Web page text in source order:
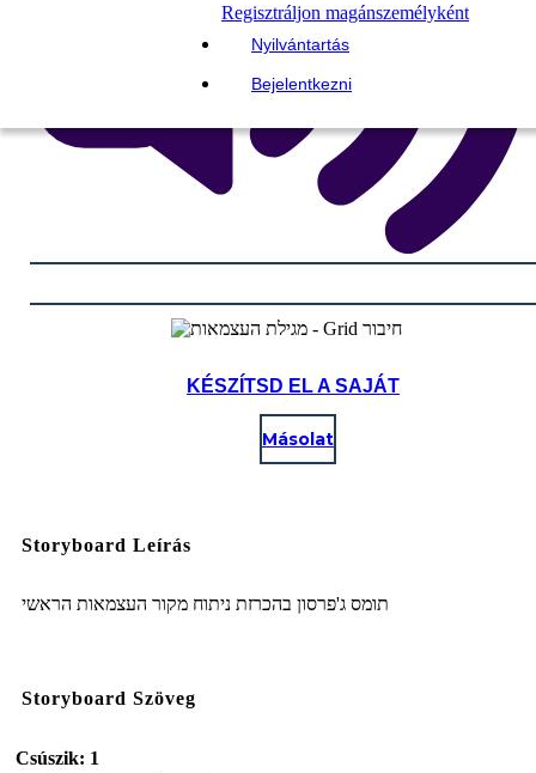
Regisztráljon magánszemélyként
Nyilvántartás
Bejelentkezni
KÉSZÍTSD EL A SAJÁT
Másolat
Storyboard Leírás
תומס ג'פרסון בהכרזת ניתוח מקור העצמאות הראשי
Storyboard Szöveg
Csúszik: 1